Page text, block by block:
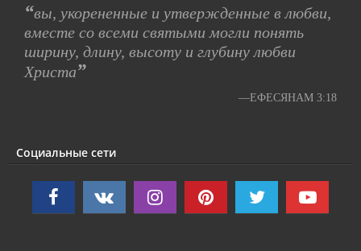
“вы, укорененные и утвержденные в любви,
вместе со всеми святыми могли понять
ширину, длину, высоту и глубину любви
Христа”
—ЕФЕСЯНАМ 3:18
Социальные сети